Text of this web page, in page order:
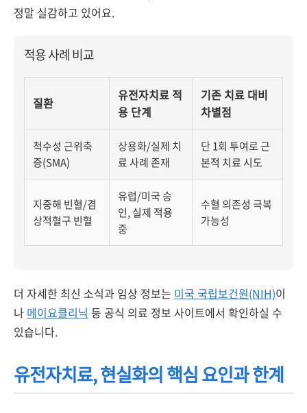
정말 실감하고 있어요.
적용 사례 비교
질환
유전자치료 적
용 단계
기존 치료 대비
차별점
척수성 근위축
증(SMA)
상용화/실제 치
료 사례 존재
단 1회 투여로 근
본적 치료 시도
지중해 빈혈/겸
상적혈구 빈혈
유럽/미국 승
인, 실제 적용
중
수혈 의존성 극복
가능성
더 자세한 최신 소식과 임상 정보는 미국 국립보건원(NIH)이
나 메이요클리닉 등 공식 의료 정보 사이트에서 확인하실 수
있습니다.
유전자치료, 현실화의 핵심 요인과 한계